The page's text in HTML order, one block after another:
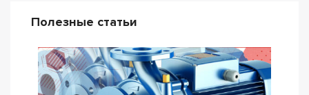
Полезные статьи